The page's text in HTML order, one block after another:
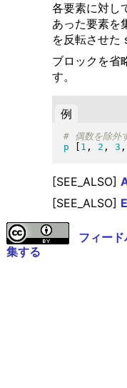
各要素に対し
あった要素を
を反転させた
ブロックを省
す。
例
p
1 , 2 , 3 ,
[SEE_ALSO]
[SEE_ALSO]
フィー
集する